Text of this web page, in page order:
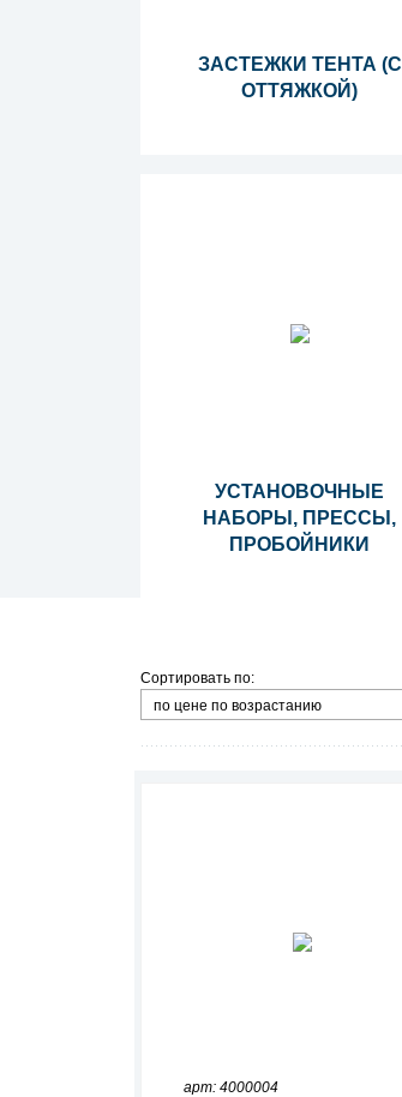
ЗАСТЕЖКИ ТЕНТА (С
ОТТЯЖКОЙ)
УСТАНОВОЧНЫЕ
НАБОРЫ, ПРЕССЫ,
ПРОБОЙНИКИ
Сортировать по:
по цене по возрастанию
арт: 4000004